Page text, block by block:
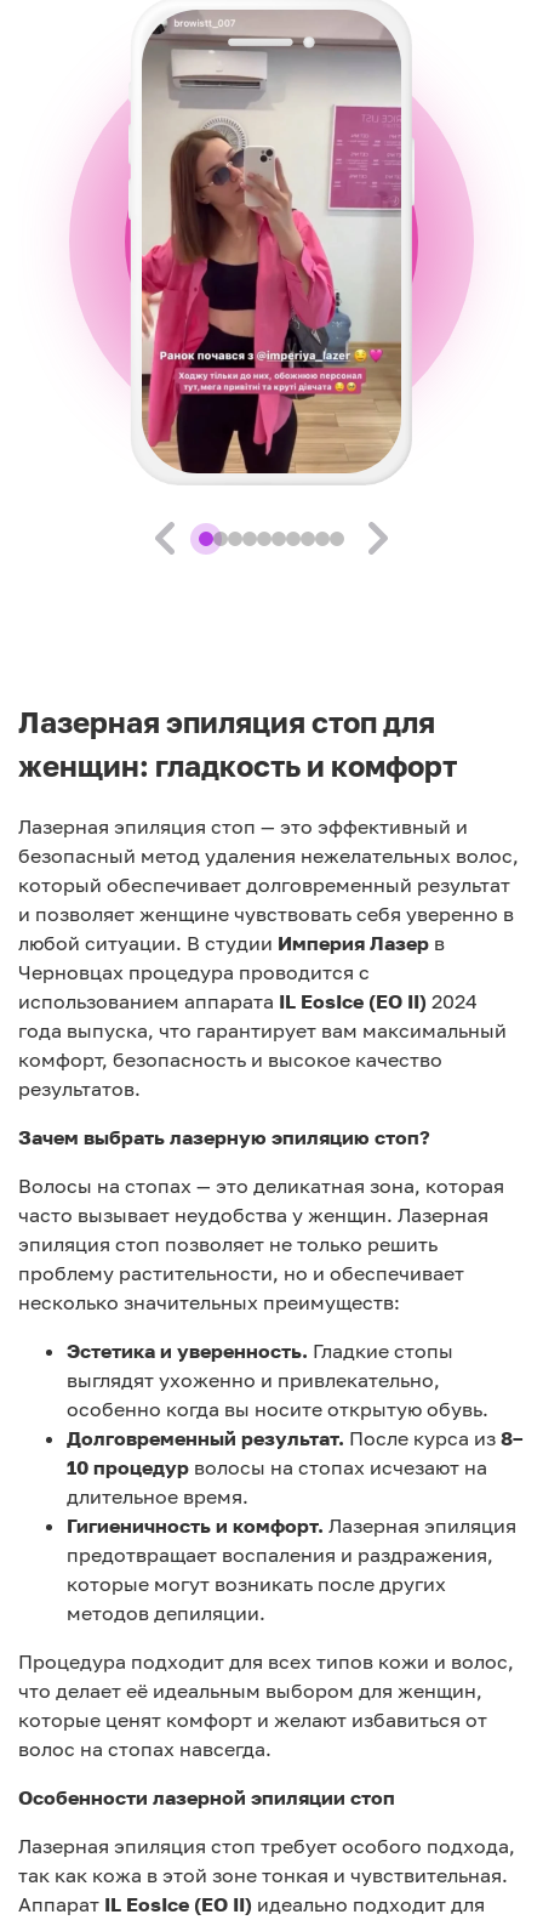
Лазерная эпиляция стоп для
женщин: гладкость и комфорт
Лазерная эпиляция стоп — это эффективный и
безопасный метод удаления нежелательных волос,
который обеспечивает долговременный результат
и позволяет женщине чувствовать себя уверенно в
любой ситуации. В студии Империя Лазер в
Черновцах процедура проводится с
использованием аппарата IL EosIce (EO II) 2024
года выпуска, что гарантирует вам максимальный
комфорт, безопасность и высокое качество
результатов.
Зачем выбрать лазерную эпиляцию стоп?
Волосы на стопах — это деликатная зона, которая
часто вызывает неудобства у женщин. Лазерная
эпиляция стоп позволяет не только решить
проблему растительности, но и обеспечивает
несколько значительных преимуществ:
Эстетика и уверенность. Гладкие стопы
выглядят ухоженно и привлекательно,
особенно когда вы носите открытую обувь.
Долговременный результат. После курса из 8–
10 процедур волосы на стопах исчезают на
длительное время.
Гигиеничность и комфорт. Лазерная эпиляция
предотвращает воспаления и раздражения,
которые могут возникать после других
методов депиляции.
Процедура подходит для всех типов кожи и волос,
что делает её идеальным выбором для женщин,
которые ценят комфорт и желают избавиться от
волос на стопах навсегда.
Особенности лазерной эпиляции стоп
Лазерная эпиляция стоп требует особого подхода,
так как кожа в этой зоне тонкая и чувствительная.
Аппарат IL EosIce (EO II) идеально подходит для